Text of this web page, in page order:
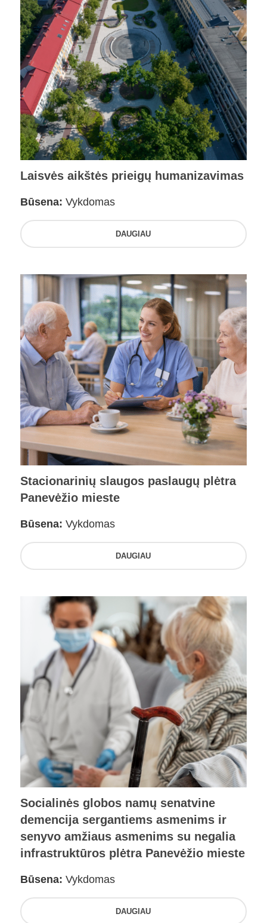
Laisvės aikštės prieigų humanizavimas
Būsena: Vykdomas
DAUGIAU
Stacionarinių slaugos paslaugų plėtra
Panevėžio mieste
Būsena: Vykdomas
DAUGIAU
Socialinės globos namų senatvine
demencija sergantiems asmenims ir
senyvo amžiaus asmenims su negalia
infrastruktūros plėtra Panevėžio mieste
Būsena: Vykdomas
DAUGIAU